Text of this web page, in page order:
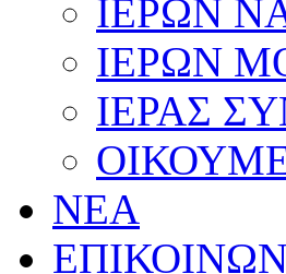
ΙΕΡΩΝ
ΙΕΡΩΝ
ΙΕΡΑΣ
ΝΕΑ